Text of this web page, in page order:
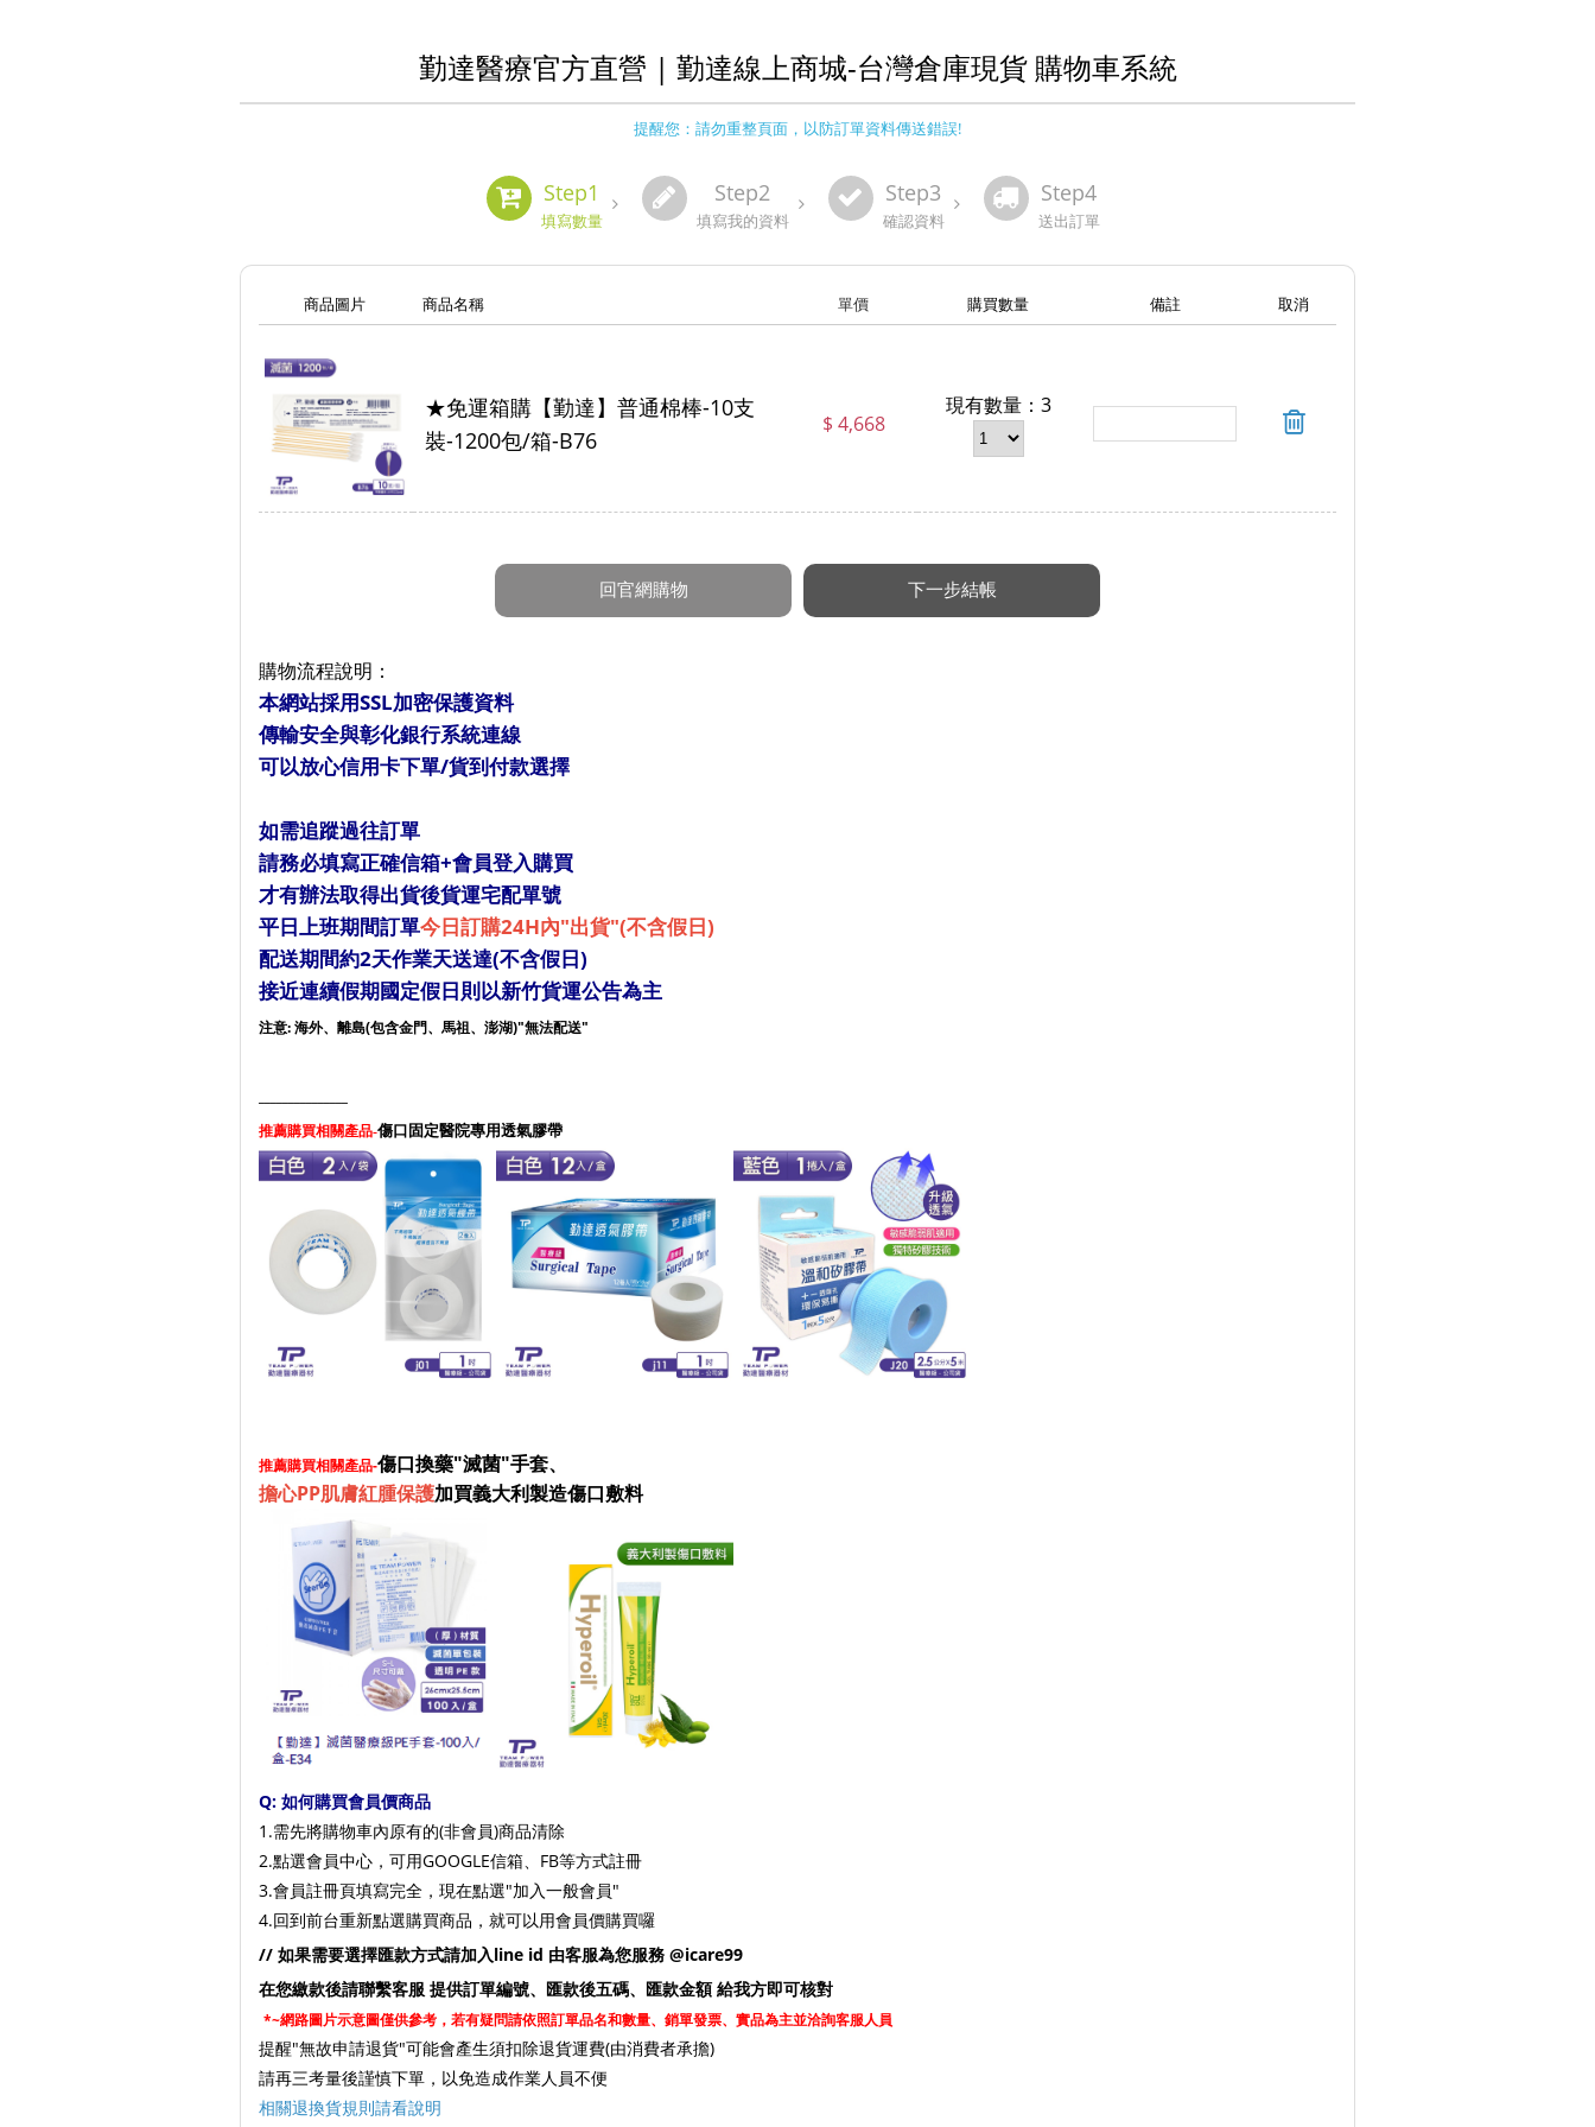
勤達醫療官方直營 | 勤達線上商城-台灣倉庫現貨 購物車系統
提醒您：請勿重整頁面，以防訂單資料傳送錯誤!
Step1
填寫數量
Step2
填寫我的資料
Step3
確認資料
Step4
送出訂單
商品圖片 商品名稱 單價 購買數量 備註 取消
★免運箱購【勤達】普通棉棒-10支
裝-1200包/箱-B76
$ 4,668
現有數量：3
購物流程說明：
本網站採用SSL加密保護資料
傳輸安全與彰化銀行系統連線
可以放心信用卡下單/貨到付款選擇
如需追蹤過往訂單
請務必填寫正確信箱+會員登入購買
才有辦法取得出貨後貨運宅配單號
平日上班期間訂單今日訂購24H內"出貨"(不含假日)
配送期間約2天作業天送達(不含假日)
接近連續假期國定假日則以新竹貨運公告為主
注意: 海外、離島(包含金門、馬祖、澎湖)"無法配送"
推薦購買相關產品-傷口固定醫院專用透氣膠帶
推薦購買相關產品-傷口換藥"滅菌"手套、
擔心PP肌膚紅腫保護加買義大利製造傷口敷料
Q: 如何購買會員價商品
1.需先將購物車內原有的(非會員)商品清除
2.點選會員中心，可用GOOGLE信箱、FB等方式註冊
3.會員註冊頁填寫完全，現在點選"加入一般會員"
4.回到前台重新點選購買商品，就可以用會員價購買囉
// 如果需要選擇匯款方式請加入line id 由客服為您服務 @icare99
在您繳款後請聯繫客服 提供訂單編號、匯款後五碼、匯款金額 給我方即可核對
*~網路圖片示意圖僅供參考，若有疑問請依照訂單品名和數量、銷單發票、實品為主並洽詢客服人員
提醒"無故申請退貨"可能會產生須扣除退貨運費(由消費者承擔)
請再三考量後謹慎下單，以免造成作業人員不便
相關退換貨規則請看說明